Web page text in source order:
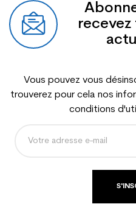
Vous pouvez vous
trouverez pour cela nos
conditions